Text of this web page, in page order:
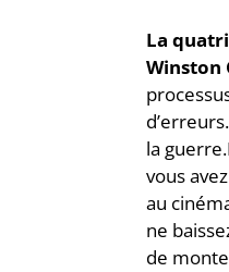
La
Winston
la
vous
au
ne
de